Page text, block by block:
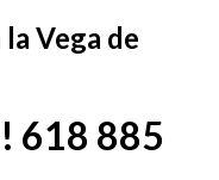
Vega de
618 885